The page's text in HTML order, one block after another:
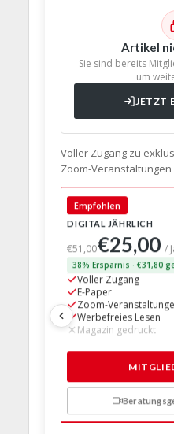
Artikel
Sie sind bereits
um
JETZT
Voller Zugang zu
Zoom-
Empfohlen
DIGITAL JÄHRLICH
€51,00€25,00/
38% Ersparnis · €31,80
Voller Zugang
E-Paper
Zoom-
Werbefreies Lesen
Magazin gedruckt